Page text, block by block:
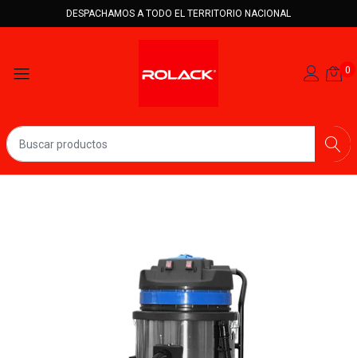
DESPACHAMOS A TODO EL TERRITORIO NACIONAL
0